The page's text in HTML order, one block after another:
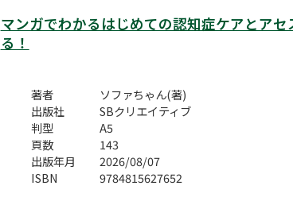
マンガでわかるはじめての認知症ケアとア
る！
著者
ソファちゃん(著)
出版社
SBクリエイティブ
判型
A5
頁数
143
出版年月
2026/08/07
ISBN
9784815627652